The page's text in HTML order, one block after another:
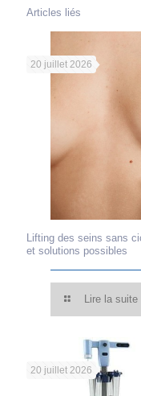
Articles liés
20 juillet 2026
Lifting des seins sans
et solutions possibles
Lire la suite
20 juillet 2026